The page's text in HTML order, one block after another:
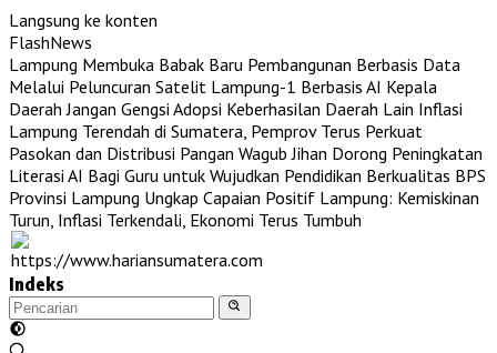
Langsung ke konten
FlashNews
Lampung Membuka Babak Baru Pembangunan Berbasis Data
Melalui Peluncuran Satelit Lampung-1 Berbasis AI Kepala
Daerah Jangan Gengsi Adopsi Keberhasilan Daerah Lain Inflasi
Lampung Terendah di Sumatera, Pemprov Terus Perkuat
Pasokan dan Distribusi Pangan Wagub Jihan Dorong Peningkatan
Literasi AI Bagi Guru untuk Wujudkan Pendidikan Berkualitas BPS
Provinsi Lampung Ungkap Capaian Positif Lampung: Kemiskinan
Turun, Inflasi Terkendali, Ekonomi Terus Tumbuh
Indeks